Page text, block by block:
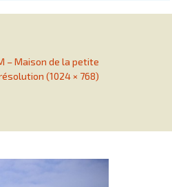
– Maison de la petite
(1024 × 768)